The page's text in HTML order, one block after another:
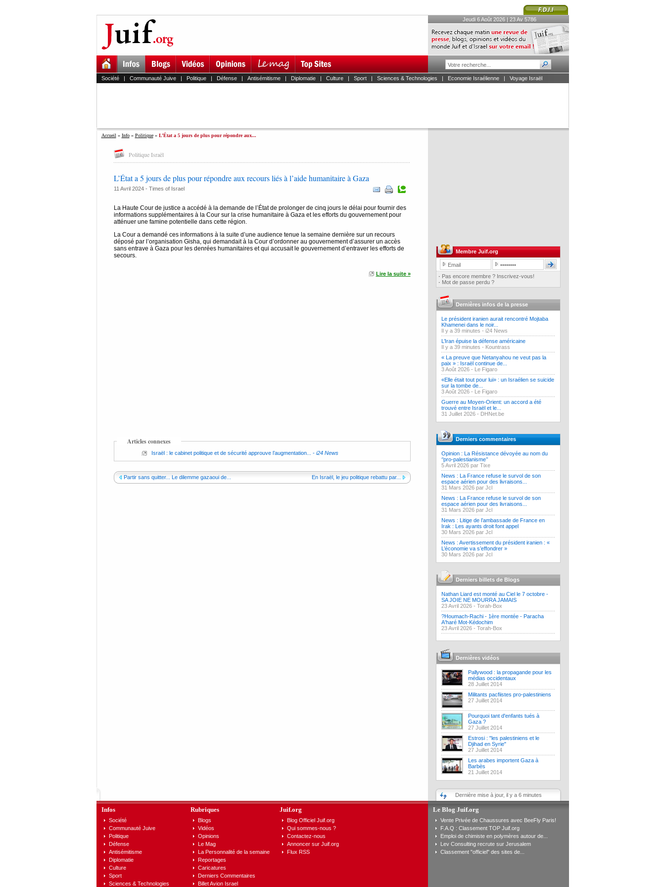
Jeudi 6 Août 2026 | 23 Av 5786
Société| Communauté Juive| Politique| Défense| Antisémitisme| Diplomatie| Culture| Sport| Sciences & Technologies | Economie Israélienne| Voyage Israël
Accueil » Info» Politique» L’État a 5 jours de plus pour répondre aux...
Politique Israël
L’État a 5 jours de plus pour répondre aux recours liés à l’aide humanitaire à Gaza
11 Avril 2024 - Times of Israel
La Haute Cour de justice a accédé à la demande de l’État de prolonger de cinq jours le délai pour fournir des
informations supplémentaires à la Cour sur la crise humanitaire à Gaza et les efforts du gouvernement pour
atténuer une famine potentielle dans cette région.
La Cour a demandé ces informations à la suite d’une audience tenue la semaine dernière sur un recours
déposé par l’organisation Gisha, qui demandait à la Cour d’ordonner au gouvernement d’assurer un accès
sans entrave à Gaza pour les denrées humanitaires et qui accusait le gouvernement d’entraver les efforts de
secours.
Lire la suite »
Articles connexes
Israël : le cabinet politique et de sécurité approuve l’augmentation... - i24 News
Partir sans quitter... Le dilemme gazaoui de... En Israël, le jeu politique rebattu par...
Membre Juif.org
· Pas encore membre ? Inscrivez-vous!
· Mot de passe perdu ?
Dernières infos de la presse
Le président iranien aurait rencontré Mojtaba
Khamenei dans le noir...
Il y a 39 minutes - i24 News
L’Iran épuise la défense américaine
Il y a 39 minutes - Kountrass
« La preuve que Netanyahou ne veut pas la
paix » : Israël continue de...
3 Août 2026 - Le Figaro
«Elle était tout pour lui» : un Israélien se suicide
sur la tombe de...
3 Août 2026 - Le Figaro
Guerre au Moyen-Orient: un accord a été
trouvé entre Israël et le...
31 Juillet 2026 - DHNet.be
Derniers commentaires
Opinion : La Résistance dévoyée au nom du
‘’pro-palestianisme’’
5 Avril 2026 par Tixe
News : La France refuse le survol de son
espace aérien pour des livraisons...
31 Mars 2026 par Jcl
News : La France refuse le survol de son
espace aérien pour des livraisons...
31 Mars 2026 par Jcl
News : Litige de l’ambassade de France en
Irak : Les ayants droit font appel
30 Mars 2026 par Jcl
News : Avertissement du président iranien : «
L’économie va s’effondrer »
30 Mars 2026 par Jcl
Derniers billets de Blogs
Nathan Liard est monté au Ciel le 7 octobre -
SA JOIE NE MOURRA JAMAIS
23 Avril 2026 - Torah-Box
?Houmach-Rachi - 1ère montée - Paracha
A'haré Mot-Kédochim
23 Avril 2026 - Torah-Box
Dernières vidéos
Pallywood : la propagande pour les
médias occidentaux
28 Juillet 2014
Militants pacfiistes pro-palestiniens
27 Juillet 2014
Pourquoi tant d'enfants tués à
Gaza ?
27 Juillet 2014
Estrosi : "les palestiniens et le
Djihad en Syrie"
27 Juillet 2014
Les arabes importent Gaza à
Barbès
21 Juillet 2014
Dernière mise à jour, il y a 6 minutes
Infos
Société
Communauté Juive
Politique
Défense
Antisémitisme
Diplomatie
Culture
Sport
Sciences & Technologies
Rubriques
Blogs
Vidéos
Opinions
Le Mag
La Personnalité de la semaine
Reportages
Caricatures
Derniers Commentaires
Billet Avion Israel
Juif.org
Blog Officiel Juif.org
Qui sommes-nous ?
Contactez-nous
Annoncer sur Juif.org
Flux RSS
Le Blog Juif.org
Vente Privée de Chaussures avec BeeFly Paris!
F.A.Q : Classement TOP Juif.org
Emploi de chimiste en polymères autour de...
Lev Consulting recrute sur Jerusalem
Classement "officiel" des sites de...